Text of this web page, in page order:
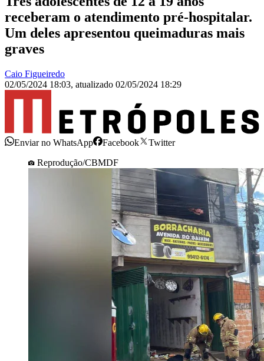
receberam o atendimento pré-hospitalar.
Um deles apresentou queimaduras mais
graves
Caio Figueiredo
02/05/2024 18:03, atualizado 02/05/2024 18:29
Enviar no WhatsApp Facebook
Twitter
Reprodução/CBMDF